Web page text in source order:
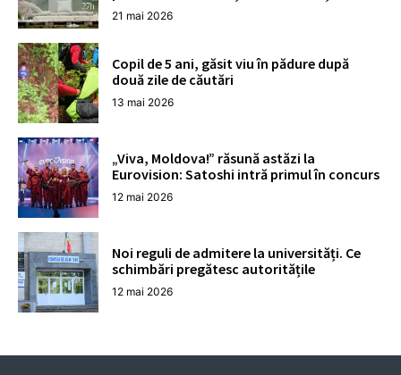
21 mai 2026
Copil de 5 ani, găsit viu în pădure după
două zile de căutări
13 mai 2026
„Viva, Moldova!” răsună astăzi la
Eurovision: Satoshi intră primul în concurs
12 mai 2026
Noi reguli de admitere la universități. Ce
schimbări pregătesc autoritățile
12 mai 2026